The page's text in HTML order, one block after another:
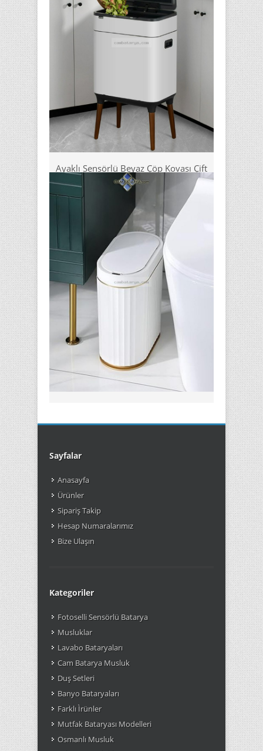
Ayaklı Sensörlü Beyaz Çöp Kovası Çift
Hazne 26L
Satın Al
2160 TL
Sayfalar
Anasayfa
Ürünler
Sipariş Takip
Hesap Numaralarımız
Bize Ulaşın
Kategoriler
Fotoselli Sensörlü Batarya
Musluklar
Lavabo Bataryaları
Cam Batarya Musluk
Duş Setleri
Banyo Bataryaları
Farklı Ìrünler
Mutfak Bataryası Modelleri
Osmanlı Musluk